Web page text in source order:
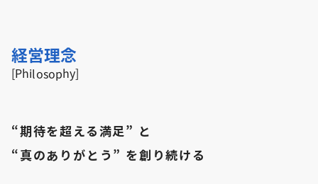
経営理念
[Philosophy]
“期待を超える満足” と
“真のありがとう” を創り続ける